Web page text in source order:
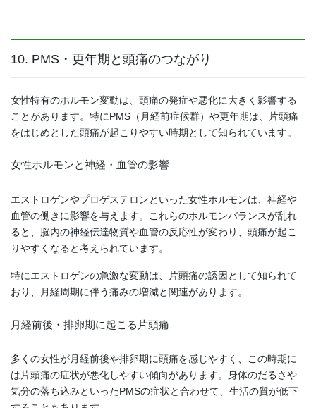
10. PMS・更年期と頭痛のつながり
女性特有のホルモン変動は、頭痛の発症や悪化に大きく影響する
ことがあります。特にPMS（月経前症候群）や更年期は、片頭痛
をはじめとした頭痛が起こりやすい時期として知られています。
女性ホルモンと神経・血管の影響
エストロゲンやプロゲステロンといった女性ホルモンは、神経や
血管の働きに影響を与えます。これらのホルモンバランスが乱れ
ると、脳内の神経伝達物質や血管の反応性が変わり、頭痛が起こ
りやすくなると考えられています。
特にエストロゲンの急激な変動は、片頭痛の誘因として知られて
おり、月経周期に伴う痛みの増減と関連があります。
月経前後・排卵期に起こる片頭痛
多くの女性が月経前後や排卵期に頭痛を感じやすく、この時期に
は片頭痛の症状が悪化しやすい傾向があります。身体のだるさや
気分の落ち込みといったPMSの症状と合わせて、生活の質が低下